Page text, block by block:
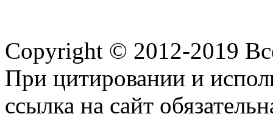
Copyright © 2012-2019
При цитировании и
ссылка на сайт